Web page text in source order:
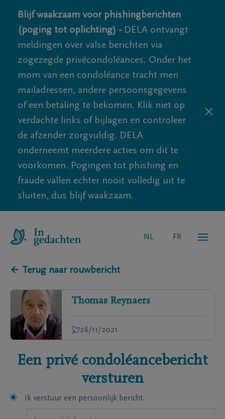
Blijf waakzaam voor phishingberichten
(poging tot oplichting) - DELA ontvangt
meldingen over valse berichten via
zogezegde privécondoléances. Onder het
mom van een condoléance tracht men
mailadressen, andere persoonsgegevens
of een betaling te bekomen. Klik niet op
verdachte links of bijlagen en controleer
de afzender zorgvuldig. DELA
onderneemt meerdere acties om dit te
voorkomen. Pogingen tot phishing en
fraude vallen echter nooit volledig uit te
sluiten, dus blijf waakzaam.
NL FR
← Terug naar rouwbericht
Thomas Reynaers
26/11/2021
Een privé condoléancebericht
versturen
Ik verstuur een persoonlijk bericht.